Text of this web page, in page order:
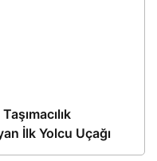
İlk Yolcu Uçağı